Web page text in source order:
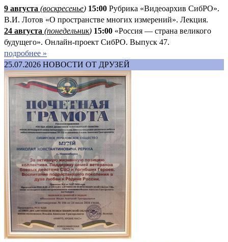
9 августа (воскресенье) 15:00 Рубрика «Видеоархив СибРО».
В.И. Лотов «О пространстве многих измерений». Лекция.
24 августа (понедельник) 15:00 «Россия — страна великого
будущего». Онлайн-проект СибРО. Выпуск 47.
подробнее »
25.07.2026 НОВОСТИ ОТ ДРУЗЕЙ